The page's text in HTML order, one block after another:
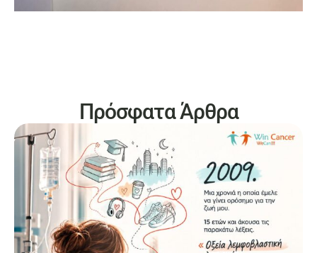
Πρόσφατα Άρθρα